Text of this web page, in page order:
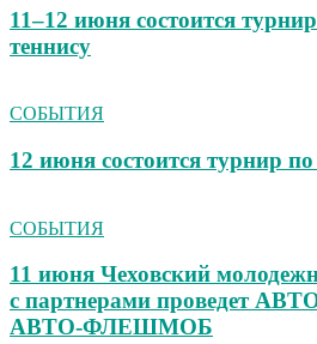
11–12 июня состоится
теннису
СОБЫТИЯ
12 июня состоится турнир
СОБЫТИЯ
11 июня Чеховский
с партнерами проведет
АВТО‑ФЛЕШМОБ